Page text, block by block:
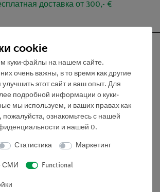
доставка от 300,- €
Nach oben
cookie
куки-файлы на нашем сайте.
очень важны, в то время как другие
этот сайт и ваш опыт. Для
подробной информации о куки-
мы используем, и ваших правах как
пожалуйста, ознакомьтесь с нашей
и нашей 0.
Статистика Маркетинг
СМИ Functional